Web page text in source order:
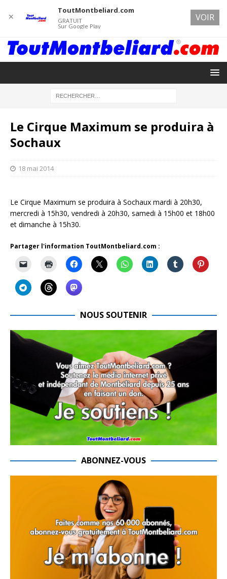
Le Cirque Maximum se produira à
Sochaux
18 mai 2014
Le Cirque Maximum se produira à Sochaux mardi à 20h30,
mercredi à 15h30, vendredi à 20h30, samedi à 15h00 et 18h00
et dimanche à 15h30.
Partager l'information ToutMontbeliard.com :
NOUS SOUTENIR
ABONNEZ-VOUS
✕
ToutMontbeliard.com
GRATUIT
Sur Google Play
VOIR